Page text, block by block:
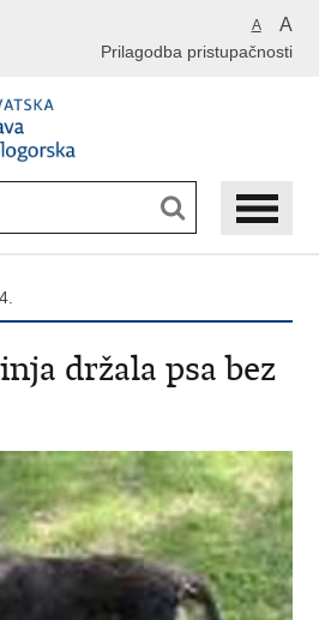
A A
Prilagodba pristupačnosti
držala psa bez